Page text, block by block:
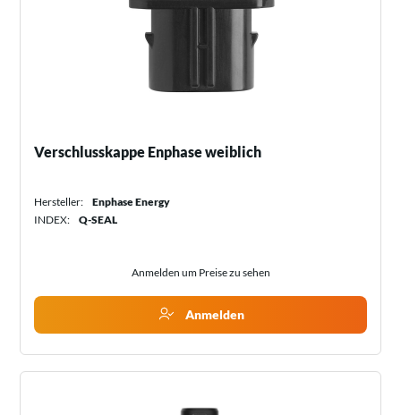
Verschlusskappe Enphase weiblich
Hersteller:
Enphase Energy
INDEX:
Q-SEAL
Anmelden um Preise zu sehen
Anmelden